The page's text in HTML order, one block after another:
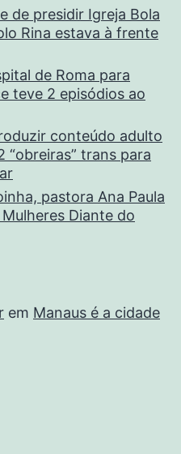
de presidir Igreja Bola
Rina estava à frente
de Roma para
teve 2 episódios ao
conteúdo adulto
“obreiras” trans para
pastora Ana Paula
Diante do
em Manaus é a cidade